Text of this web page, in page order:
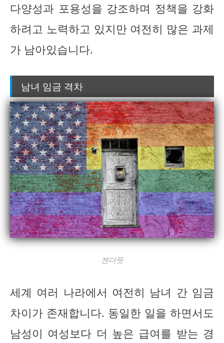
다양성과 포용성을 강조하며 정책을 강화
하려고 노력하고 있지만 여전히 많은 과제
가 남아있습니다.
남녀 임금 격차
젠더뜻
세계 여러 나라에서 여전히 남녀 간 임금
차이가 존재합니다. 동일한 일을 하면서도
남성이 여성보다 더 높은 급여를 받는 경